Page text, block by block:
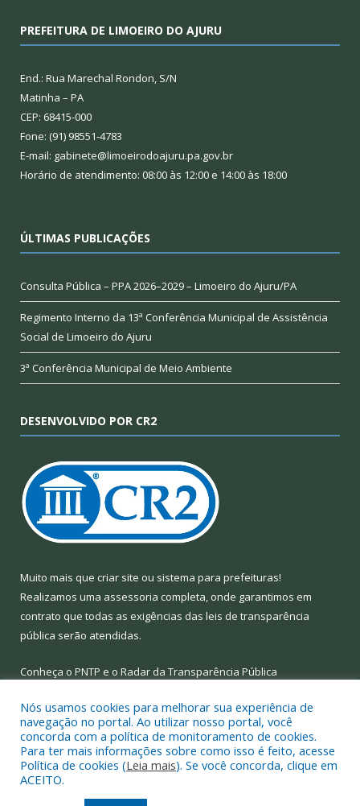
PREFEITURA DE LIMOEIRO DO AJURU
End.: Rua Marechal Rondon, S/N
Matinha – PA
CEP: 68415-000
Fone: (91) 98551-4783
E-mail: gabinete@limoeirodoajuru.pa.gov.br
Horário de atendimento: 08:00 às 12:00 e 14:00 às 18:00
ÚLTIMAS PUBLICAÇÕES
Consulta Pública – PPA 2026–2029 – Limoeiro do Ajuru/PA
Regimento Interno da 13ª Conferência Municipal de Assistência
Social de Limoeiro do Ajuru
3ª Conferência Municipal de Meio Ambiente
DESENVOLVIDO POR CR2
Muito mais que criar site ou sistema para prefeituras!
Realizamos uma assessoria completa, onde garantimos em
contrato que todas as exigências das leis de transparência
pública serão atendidas.
Conheça o PNTP e o Radar da Transparência Pública
Todos os direitos reservados a Prefeitura Municipal de Limoeiro
do Ajuru.
Nós usamos cookies para melhorar sua experiência de
navegação no portal. Ao utilizar nosso portal, você
concorda com a política de monitoramento de cookies.
Para ter mais informações sobre como isso é feito, acesse
Política de cookies (Leia mais). Se você concorda, clique em
ACEITO.